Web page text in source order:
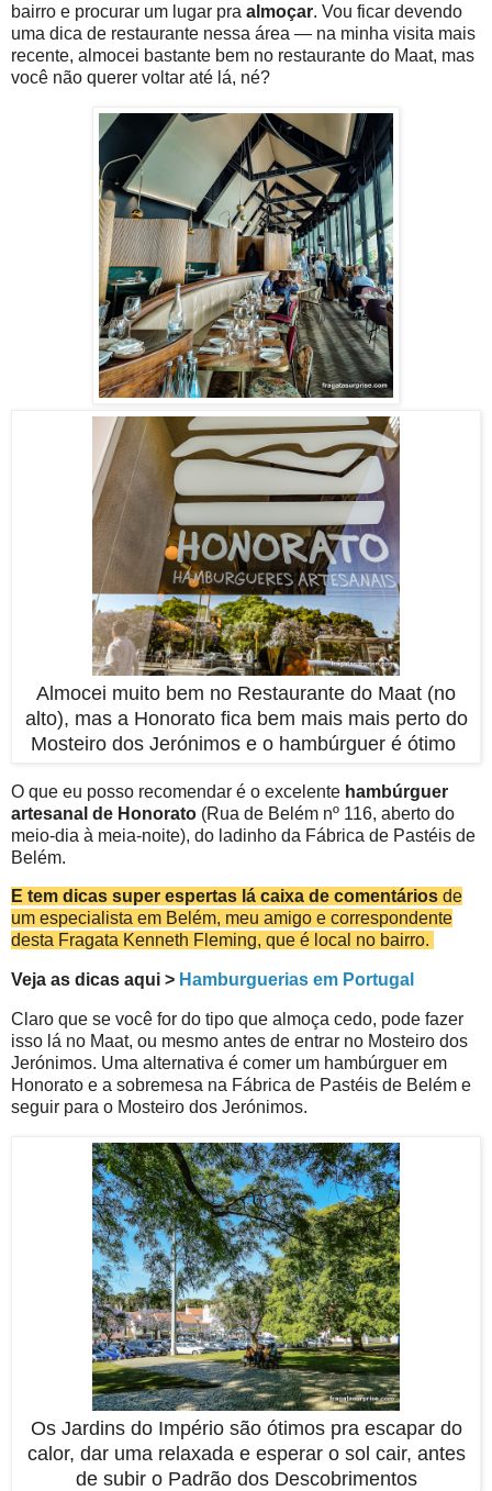
bairro e procurar um lugar pra almoçar. Vou ficar devendo
uma dica de restaurante nessa área — na minha visita mais
recente, almocei bastante bem no restaurante do Maat, mas
você não querer voltar até lá, né?
Almocei muito bem no Restaurante do Maat (no
alto), mas a Honorato fica bem mais mais perto do
Mosteiro dos Jerónimos e o hambúrguer é ótimo
O que eu posso recomendar é o excelente hambúrguer
artesanal de Honorato (Rua de Belém nº 116, aberto do
meio-dia à meia-noite), do ladinho da Fábrica de Pastéis de
Belém.
E tem dicas super espertas lá caixa de comentários de
um especialista em Belém, meu amigo e correspondente
desta Fragata Kenneth Fleming, que é local no bairro.
Veja as dicas aqui > Hamburguerias em Portugal
Claro que se você for do tipo que almoça cedo, pode fazer
isso lá no Maat, ou mesmo antes de entrar no Mosteiro dos
Jerónimos. Uma alternativa é comer um hambúrguer em
Honorato e a sobremesa na Fábrica de Pastéis de Belém e
seguir para o Mosteiro dos Jerónimos.
Os Jardins do Império são ótimos pra escapar do
calor, dar uma relaxada e esperar o sol cair, antes
de subir o Padrão dos Descobrimentos